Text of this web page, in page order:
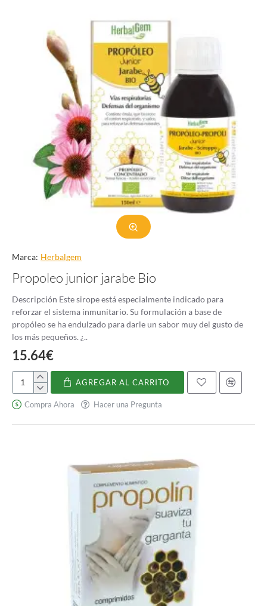
Marca: Herbalgem
Propoleo junior jarabe Bio
Descripción Este sirope está especialmente indicado para
reforzar el sistema inmunitario. Su formulación a base de
propóleo se ha endulzado para darle un sabor muy del gusto de
los más pequeños. ¿..
15.64€
Propoleo
junior
jarabe
Bio
AGREGAR AL CARRITO
Compra Ahora Hacer una Pregunta